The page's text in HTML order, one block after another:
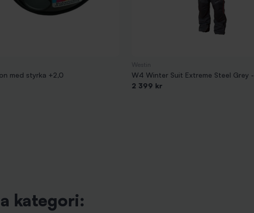
med styrka +2,0
W4 Winter Suit Extreme Steel Grey
2 399 kr
kategori: